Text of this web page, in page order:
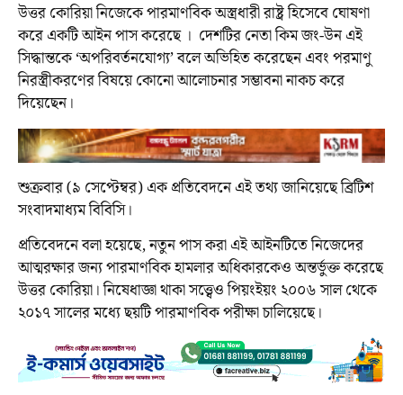
উত্তর কোরিয়া নিজেকে পারমাণবিক অস্ত্রধারী রাষ্ট্র হিসেবে ঘোষণা
করে একটি আইন পাস করেছে । দেশটির নেতা কিম জং-উন এই
সিদ্ধান্তকে ‘অপরিবর্তনযোগ্য’ বলে অভিহিত করেছেন এবং পরমাণু
নিরস্ত্রীকরণের বিষয়ে কোনো আলোচনার সম্ভাবনা নাকচ করে
দিয়েছেন।
শুক্রবার (৯ সেপ্টেম্বর) এক প্রতিবেদনে এই তথ্য জানিয়েছে ব্রিটিশ
সংবাদমাধ্যম বিবিসি।
প্রতিবেদনে বলা হয়েছে, নতুন পাস করা এই আইনটিতে নিজেদের
আত্মরক্ষার জন্য পারমাণবিক হামলার অধিকারকেও অন্তর্ভুক্ত করেছে
উত্তর কোরিয়া। নিষেধাজ্ঞা থাকা সত্ত্বেও পিয়ংইয়ং ২০০৬ সাল থেকে
২০১৭ সালের মধ্যে ছয়টি পারমাণবিক পরীক্ষা চালিয়েছে।